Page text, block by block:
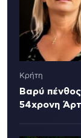
Κρήτη
Βαρύ
54χρονη